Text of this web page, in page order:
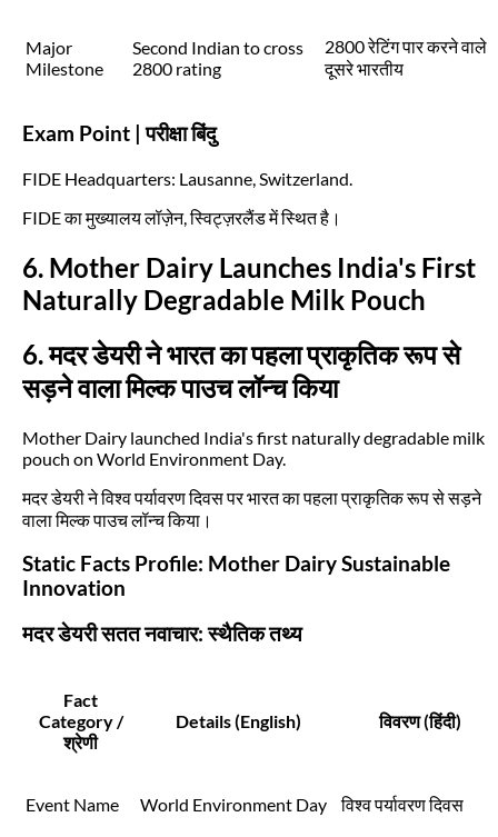
Major
Milestone
Second Indian to cross
2800 rating
2800 रेटिंग पार करने वाले
दूसरे भारतीय
Exam Point | परीक्षा बिंदु
FIDE Headquarters: Lausanne, Switzerland.
FIDE का मुख्यालय लॉज़ेन, स्विट्ज़रलैंड में स्थित है।
6. Mother Dairy Launches India's First
Naturally Degradable Milk Pouch
6. मदर डेयरी ने भारत का पहला प्राकृतिक रूप से
सड़ने वाला मिल्क पाउच लॉन्च किया
Mother Dairy launched India's first naturally degradable milk
pouch on World Environment Day.
मदर डेयरी ने विश्व पर्यावरण दिवस पर भारत का पहला प्राकृतिक रूप से सड़ने
वाला मिल्क पाउच लॉन्च किया।
Static Facts Profile: Mother Dairy Sustainable
Innovation
मदर डेयरी सतत नवाचार: स्थैतिक तथ्य
Fact
Category /
श्रेणी
Details (English) विवरण (हिंदी)
Event Name World Environment Day विश्व पर्यावरण दिवस